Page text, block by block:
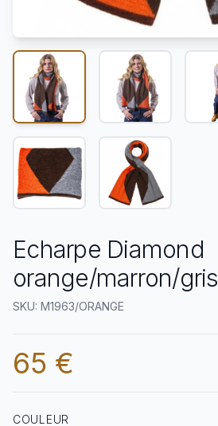
Echarpe Diamond
orange/marron/gris
SKU: M1963/ORANGE
65 €
COULEUR